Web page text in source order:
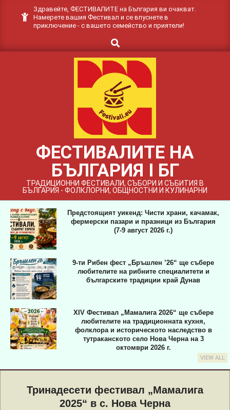
Здравейте, ФЕСТИВАЛИТЕ на България ви очакват.
Намерете вашия Фестивал и се впуснете в
приключение - с вашето семейство и приятели!
Search
ФЕСТИВАЛИТЕ НА
БЪЛГАРИЯ I БГ
ТРАДИЦИОННИ ФЕСТИВАЛИ, СЪБОРИ И СЪБИТИЯ В
БЪЛГАРИЯ - ФОЛКЛОРНИ, ОБЩНОСТНИ И КУЛИНАРНИ
Предстоящият уикенд: Чисти храни, качамак,
фермерски пазари и празници из България
(7-9 август 2026 г.)
9-ти Рибен фест „Бръшлен ’26“ ще събере
любителите на рибните специалитети и
българските традиции край Дунав
XIV Фестивал „Мамалига 2026“ ще събере
любителите на традиционната кухня,
фолклора и историческото наследство в
тутраканското село Нова Черна на 3
октомври 2026 г.
VIEW ALL
NavigationТринадесети фестивал „Мамалига
2025“ в с. Нова Черна